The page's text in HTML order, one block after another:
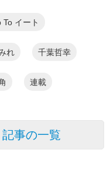
To イート
れ 千葉哲幸
連載
記事の一覧